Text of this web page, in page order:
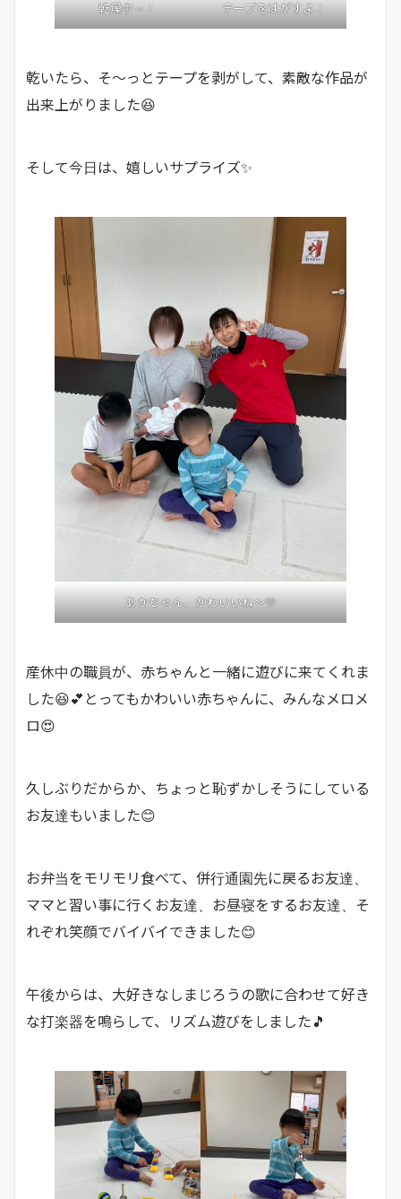
乾燥中～！ テープをはがすよ！
乾いたら、そ～っとテープを剥がして、素敵な作品が
出来上がりました😆
そして今日は、嬉しいサプライズ✨
あかちゃん、かわいいね～💛
産休中の職員が、赤ちゃんと一緒に遊びに来てくれま
した😆💕とってもかわいい赤ちゃんに、みんなメロメ
ロ😍
久しぶりだからか、ちょっと恥ずかしそうにしている
お友達もいました😊
お弁当をモリモリ食べて、併行通園先に戻るお友達、
ママと習い事に行くお友達、お昼寝をするお友達、そ
れぞれ笑顔でバイバイできました😊
午後からは、大好きなしまじろうの歌に合わせて好き
な打楽器を鳴らして、リズム遊びをしました🎵